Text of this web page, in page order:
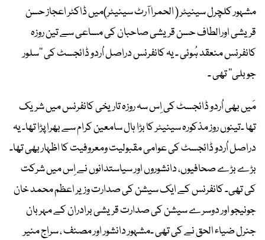
مشہور کلچرل سینیٹر ( الحمرا آرٹ سینیٹر)میں ڈاکٹر اعجاز حسن
قریشی اورالطاف حسن قریشی صاحبان کی مساعی سے تین روزہ
کانفرنس منعقد ہُوئی ۔ یہ کانفرنس دراصل اُردو ڈائجسٹ کی ’’سلور
جوبلی‘‘ تھی ۔
مَیں بھی اُردو ڈائجسٹ کی اِس سہ روزہ تاریخی کانفرنس میں شریک
تھا ۔تینوں روز مذکورہ سینیٹر کا بڑا ہال سامعین کرام سے بھرا پڑا تھا۔ یہ
دراصل اُردو ڈائجسٹ کی عوامی مقبولیت ومعروفیت کا اظہار بھی تھا۔
بڑے بڑے صحافیوں، دانشوروں اور سیاستدانوں نے اِس میں شرکت
کی تھی۔ کانفرنس کے ایک سیشن کی صدارت وزیر اعظم محمد خان
جونیجو اور دوسرے سیشن کی صدارت قریشی برادران کے مہربان
جنرل ضیاء الحق نے کی تھی ۔مشہور دانشور اور مصنف ، سراج منیر